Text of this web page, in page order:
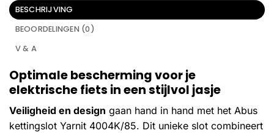
BESCHRIJVING
BEOORDELINGEN (0)
V & A
Optimale bescherming voor je
elektrische fiets in een stijlvol jasje
Veiligheid en design gaan hand in hand met het Abus
kettingslot Yarnit 4004K/85. Dit unieke slot combineert